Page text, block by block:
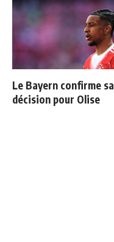
Le Bayern confirme sa
décision pour Olise